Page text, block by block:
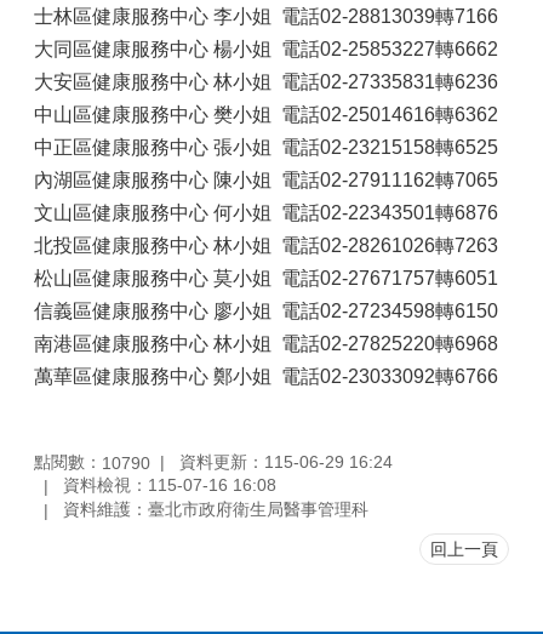
士林區健康服務中心 李小姐 電話02-28813039轉7166
大同區健康服務中心 楊小姐 電話02-25853227轉6662
大安區健康服務中心 林小姐 電話02-27335831轉6236
中山區健康服務中心 樊小姐 電話02-25014616轉6362
中正區健康服務中心 張小姐 電話02-23215158轉6525
內湖區健康服務中心 陳小姐 電話02-27911162轉7065
文山區健康服務中心 何小姐 電話02-22343501轉6876
北投區健康服務中心 林小姐 電話02-28261026轉7263
松山區健康服務中心 莫小姐 電話02-27671757轉6051
信義區健康服務中心 廖小姐 電話02-27234598轉6150
南港區健康服務中心 林小姐 電話02-27825220轉6968
萬華區健康服務中心 鄭小姐 電話02-23033092轉6766
點閱數： 10790
資料更新：115-06-29 16:24
資料檢視：115-07-16 16:08
資料維護：臺北市政府衛生局醫事管理科
回上一頁